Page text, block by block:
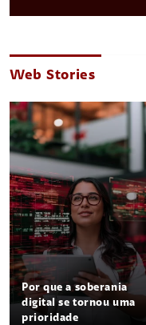
Web Stories
Por que a soberania
digital se tornou uma
prioridade